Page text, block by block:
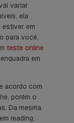
variar
ela
em
para você,
teste online
em
acordo com
porém o
Da mesma
reading,